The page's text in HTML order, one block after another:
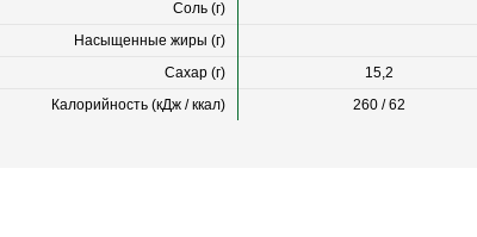
Соль (г)
Насыщенные жиры (г)
Сахар (г)
15,2
Калорийность (кДж / ккал)
260 / 62